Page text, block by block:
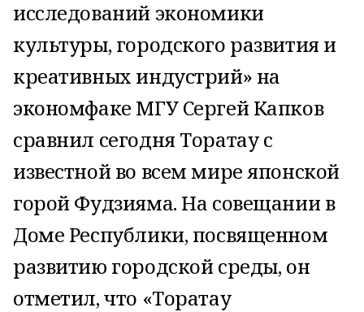
исследований экономики
культуры, городского развития и
креативных индустрий» на
экономфаке МГУ Сергей Капков
сравнил сегодня Торатау с
известной во всем мире японской
горой Фудзияма. На совещании в
Доме Республики, посвященном
развитию городской среды, он
отметил, что «Торатау